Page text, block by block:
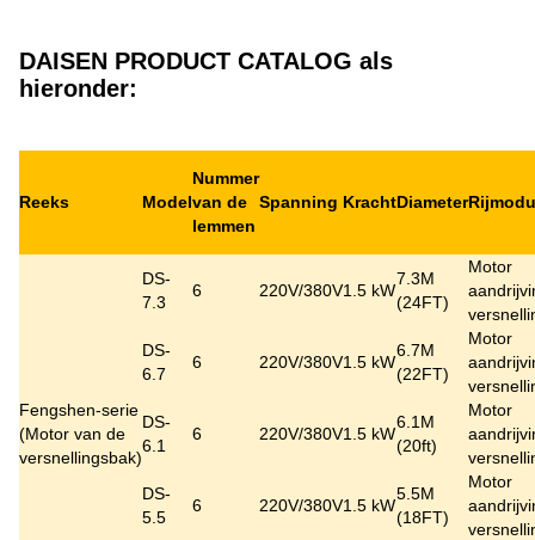
DAISEN PRODUCT CATALOG als
hieronder:
Reeks Model
Nummer
van de
lemmen
Spanning KrachtDiameter
Fengshen-serie
(Motor van de
versnellingsbak)
DS-
7.3
6 220V/380V1.5 kW
7.3M
(24FT)
Motor
DS-
6.7
6 220V/380V1.5 kW
6.7M
(22FT)
Motor
DS-
6.1
6 220V/380V1.5 kW
6.1M
(20ft)
Motor
DS-
5.5
6 220V/380V1.5 kW
5.5M
(18FT)
Motor